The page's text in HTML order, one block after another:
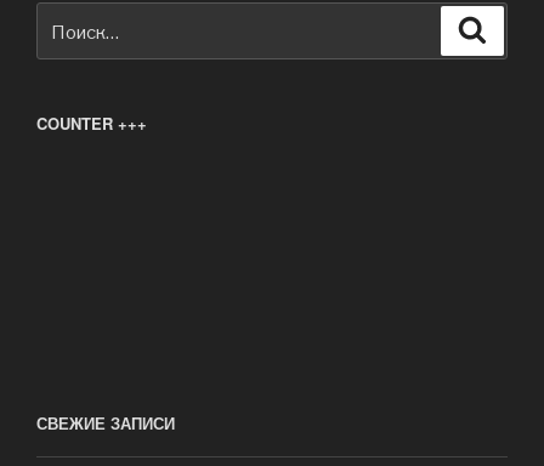
COUNTER +++
СВЕЖИЕ ЗАПИСИ